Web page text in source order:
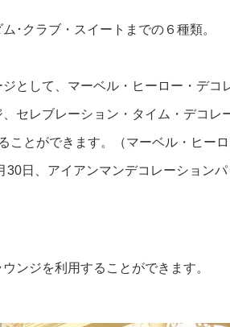
･クラブ・スイートまでの６種類。
として、マーベル・ヒーロー・デコ
セレブレーション・タイム・デコレ
ことができます。（マーベル・ヒー
日、アイアンマンデコレーション
ンジを利用することができます。